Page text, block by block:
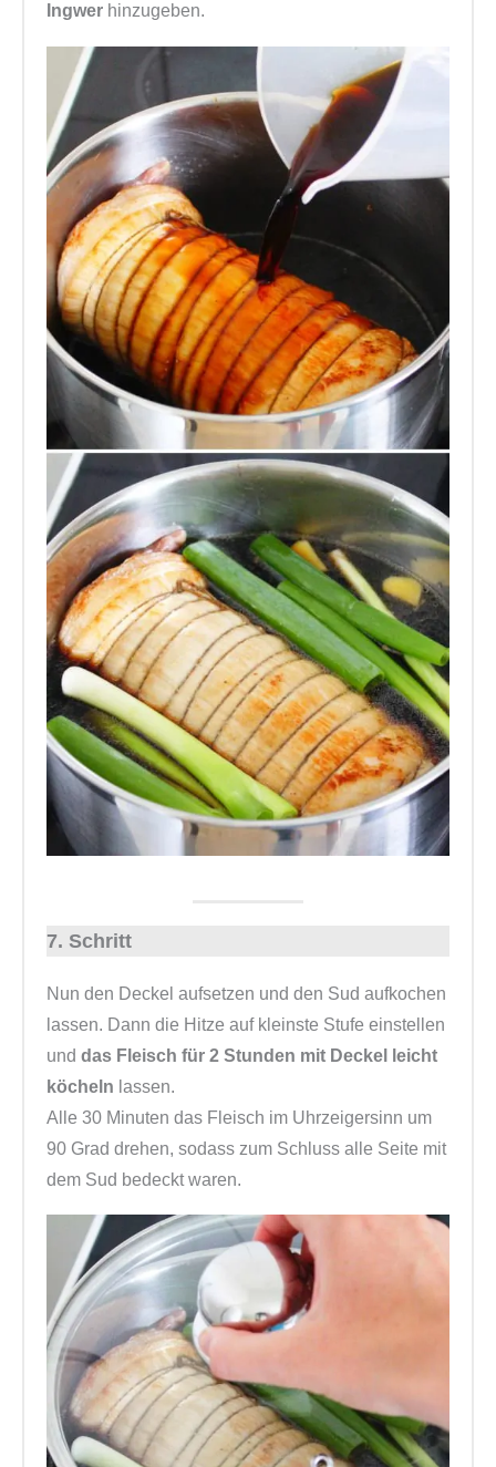
Ingwer hinzugeben.
7. Schritt
Nun den Deckel aufsetzen und den Sud aufkochen
lassen. Dann die Hitze auf kleinste Stufe einstellen
und das Fleisch für 2 Stunden mit Deckel leicht
köcheln lassen.
Alle 30 Minuten das Fleisch im Uhrzeigersinn um
90 Grad drehen, sodass zum Schluss alle Seite mit
dem Sud bedeckt waren.